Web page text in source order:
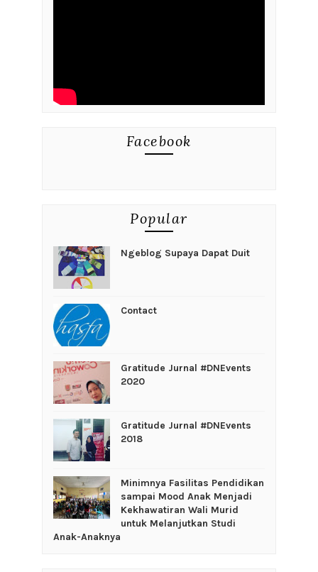
Facebook
Popular
Ngeblog Supaya Dapat Duit
Contact
Gratitude Jurnal #DNEvents
2020
Gratitude Jurnal #DNEvents
2018
‎Minimnya Fasilitas Pendidikan
sampai Mood Anak Menjadi
Kekhawatiran Wali Murid
untuk Melanjutkan Studi
Anak-Anaknya